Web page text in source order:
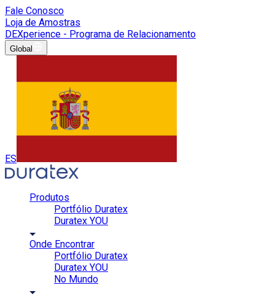
Fale Conosco
Loja de Amostras
DEXperience - Programa de Relacionamento
Global
ES
Produtos
Portfólio Duratex
Duratex YOU
Onde Encontrar
Portfólio Duratex
Duratex YOU
No Mundo